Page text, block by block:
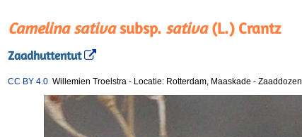
Camelina sativasubsp. sativa(L.) Crantz
Zaadhuttentut
CC BY 4.0 Willemien Troelstra - Locatie: Rotterdam, Maaskade - Zaaddozen